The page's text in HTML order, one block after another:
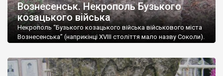
Вознесенськ. Некрополь Бузького
козацького війська
Некрополь “Бузького козацького війська військового міста
Вознесенська” (наприкінці XVIII століття мало назву Соколи).
століття більшу частину місцевого населеня становили саме
козаки. Автор: Олексій Паталах